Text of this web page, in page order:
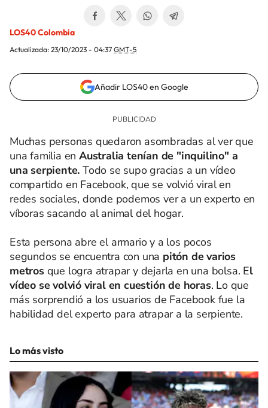
LOS40 Colombia
Actualizada: 23/10/2023 - 04:37 GMT-5
Añadir LOS40 en Google
Muchas personas quedaron asombradas al ver que
una familia en Australia tenían de "inquilino" a
una serpiente. Todo se supo gracias a un vídeo
compartido en Facebook, que se volvió viral en
redes sociales, donde podemos ver a un experto en
víboras sacando al animal del hogar.
Esta persona abre el armario y a los pocos
segundos se encuentra con una pitón de varios
metrosque logra atrapar y dejarla en una bolsa. El
vídeo se volvió viral en cuestión de horas. Lo que
más sorprendió a los usuarios de Facebook fue la
habilidad del experto para atrapar a la serpiente.
Lo más visto